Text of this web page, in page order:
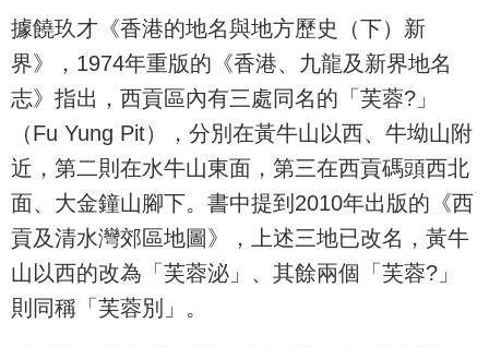
據饒玖才《香港的地名與地方歷史（下）新
界》，1974年重版的《香港、九龍及新界地名
志》指出，西貢區內有三處同名的「芙蓉?」
（Fu Yung Pit），分別在黃牛山以西、牛坳山附
近，第二則在水牛山東面，第三在西貢碼頭西北
面、大金鐘山腳下。書中提到2010年出版的《西
貢及清水灣郊區地圖》，上述三地已改名，黃牛
山以西的改為「芙蓉泌」、其餘兩個「芙蓉?」
則同稱「芙蓉別」。